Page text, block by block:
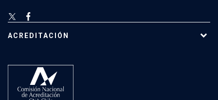
ACREDITACIÓN